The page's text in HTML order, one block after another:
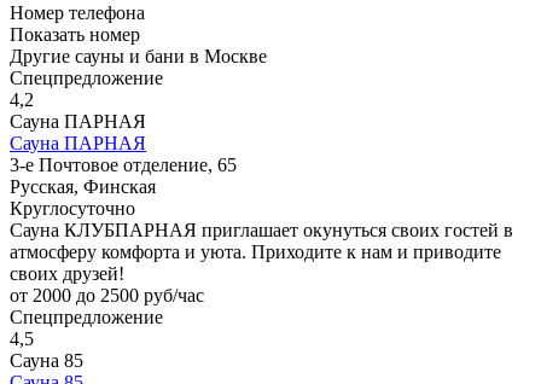
Номер телефона
Показать номер
Другие сауны и бани в Москве
Спецпредложение
4,2
Сауна ПАРНАЯ
Сауна ПАРНАЯ
3-е Почтовое отделение, 65
Русская, Финская
Круглосуточно
Сауна КЛУБПАРНАЯ приглашает окунуться своих гостей в
атмосферу комфорта и уюта. Приходите к нам и приводите
своих друзей!
от 2000 до 2500 руб/час
Спецпредложение
4,5
Сауна 85